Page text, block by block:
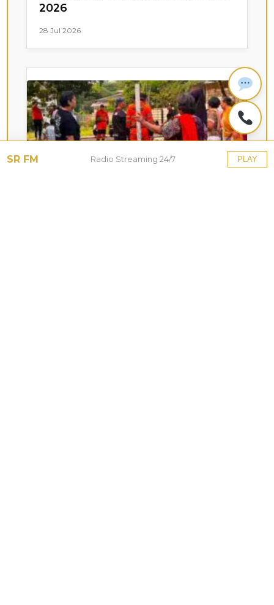
2026
28 Jul 2026
SR FM Radio Streaming 24/7 PLAY